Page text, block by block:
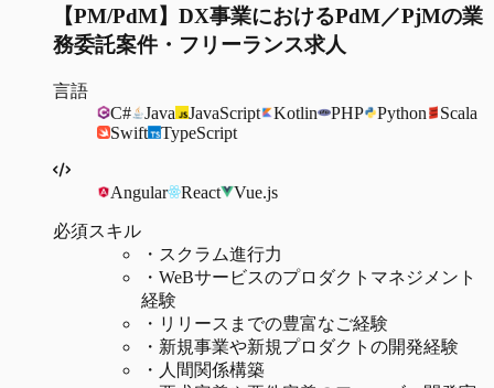
【PM/PdM】DX事業におけるPdM／PjMの業
務委託案件・フリーランス求人
言語
C#
Java JavaScript Kotlin PHP Python
Scala
Swift
TypeScript
Angular React Vue.js
必須スキル
・ スクラム進行力
・ WeBサービスのプロダクトマネジメント
経験
・ リリースまでの豊富なご経験
・ 新規事業や新規プロダクトの開発経験
・ 人間関係構築